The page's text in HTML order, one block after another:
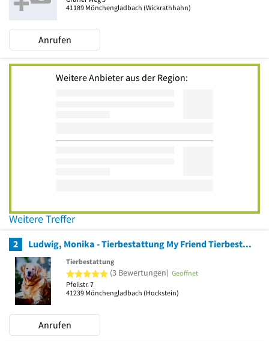
41189 Mönchengladbach (Wickrathhahn)
Anrufen
Weitere Anbieter aus der Region:
Weitere Treffer
2 Ludwig, Monika - Tierbestattung My Friend Tierbestattung
Tierbestattung
5 von 5 Sternen
(3 Bewertungen) Geöffnet
Pfeilstr. 7
41239 Mönchengladbach (Hockstein)
Anrufen